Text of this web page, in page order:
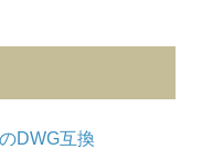
DWG互換